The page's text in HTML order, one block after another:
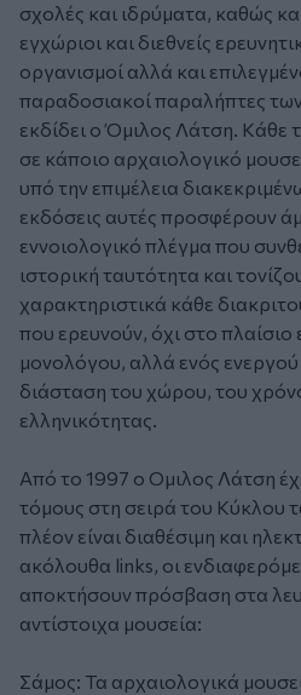
σχολές και ιδρύματα, καθώς
εγχώριοι και διεθνείς
οργανισμοί αλλά και
παραδοσιακοί παραλήπτες
εκδίδει ο Όμιλος Λάτση. Kάθε
σε κάποιο αρχαιολογικό
υπό την επιμέλεια
εκδόσεις αυτές προσφέρουν
εννοιολογικό πλέγμα που
ιστορική ταυτότητα και
χαρακτηριστικά κάθε
που ερευνούν, όχι στο πλαίσιο
μονολόγου, αλλά ενός
διάσταση του χώρου, του
ελληνικότητας.
Από το 1997 ο Ομιλος Λάτση
τόμους στη σειρά του Κύκλου
πλέον είναι διαθέσιμη και
ακόλουθα links, οι
αποκτήσουν πρόσβαση στα
αντίστοιχα μουσεία:
Σάμος: Τα αρχαιολογικά